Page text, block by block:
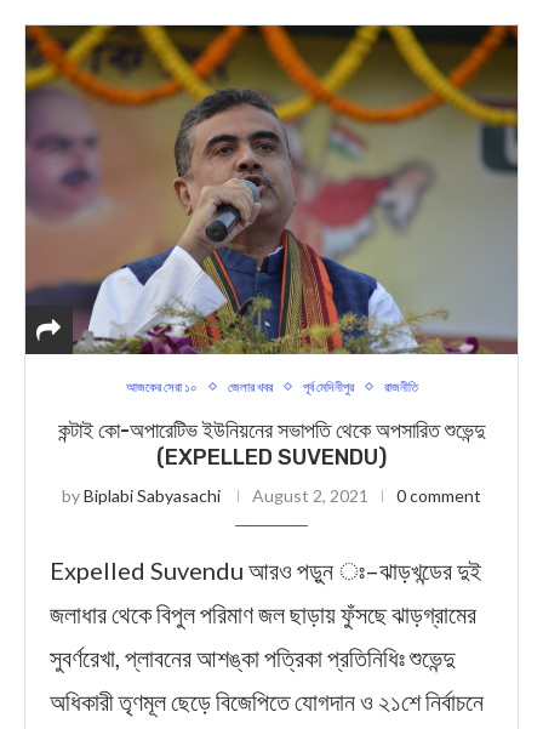
আজকের সেরা ১০ জেলার খবর পূর্ব মেদিনীপুর রাজনীতি
কন্টাই কো-অপারেটিভ ইউনিয়নের সভাপতি থেকে অপসারিত শুভেন্দু
(EXPELLED SUVENDU)
byBiplabi Sabyasachi August 2, 2021 0 comment
Expelled Suvendu আরও পড়ুন ঃ–ঝাড়খন্ডের দুই
জলাধার থেকে বিপুল পরিমাণ জল ছাড়ায় ফুঁসছে ঝাড়গ্রামের
সুবর্ণরেখা, প্লাবনের আশঙ্কা পত্রিকা প্রতিনিধিঃ শুভেন্দু
অধিকারী তৃণমূল ছেড়ে বিজেপিতে যোগদান ও ২১শে নির্বাচনে